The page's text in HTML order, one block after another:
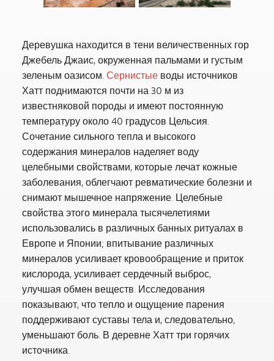
Деревушка находится в тени величественных гор
Джебель Джаис, окруженная пальмами и густым
зеленым оазисом.Сернистыеводы источников
Хатт поднимаются почти на 30 м из
известняковой породы и имеют постоянную
температуру около 40 градусов Цельсия.
Сочетание сильного тепла и высокого
содержания минералов наделяет воду
целебными свойствами, которые лечат кожные
заболевания, облегчают ревматические болезни и
снимают мышечное напряжение. Целебные
свойства этого минерала тысячелетиями
использовались в различных банных ритуалах в
Европе и Японии; впитывание различных
минералов усиливает кровообращение и приток
кислорода, усиливает сердечный выброс,
улучшая обмен веществ. Исследования
показывают, что тепло и ощущение парения
поддерживают суставы тела и, следовательно,
уменьшают боль. В деревне Хатт три горячих
источника.